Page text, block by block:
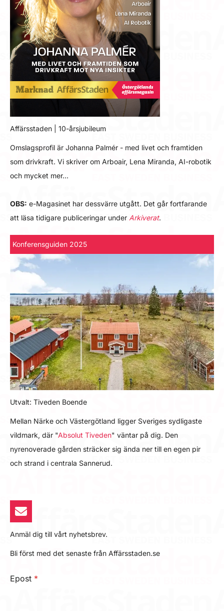
Affärsstaden | 10-årsjubileum
Omslagsprofil är Johanna Palmér - med livet och framtiden
som drivkraft. Vi skriver om Arboair, Lena Miranda, AI-robotik
och mycket mer…
OBS: e-Magasinet har dessvärre utgått. Det går fortfarande
att läsa tidigare publiceringar under Arkiverat.
Konferensguiden 2025
Utvalt: Tiveden Boende
Mellan Närke och Västergötland ligger Sveriges sydligaste
vildmark, där "Absolut Tiveden" väntar på dig. Den
nyrenoverade gården sträcker sig ända ner till en egen pir
och strand i centrala Sannerud.
Anmäl dig till vårt nyhetsbrev.
Bli först med det senaste från Affärsstaden.se
Epost *